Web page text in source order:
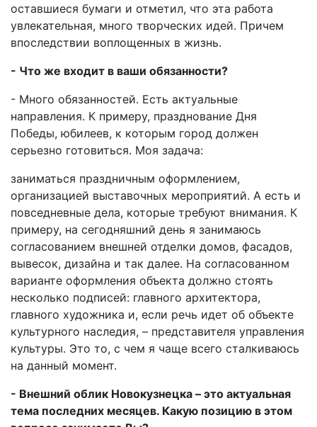
оставшиеся бумаги и отметил, что эта работа
увлекательная, много творческих идей. Причем
впоследствии воплощенных в жизнь.
- Что же входит в ваши обязанности?
- Много обязанностей. Есть актуальные
направления. К примеру, празднование Дня
Победы, юбилеев, к которым город должен
серьезно готовиться. Моя задача:
заниматься праздничным оформлением,
организацией выставочных мероприятий. А есть и
повседневные дела, которые требуют внимания. К
примеру, на сегодняшний день я занимаюсь
согласованием внешней отделки домов, фасадов,
вывесок, дизайна и так далее. На согласованном
варианте оформления объекта должно стоять
несколько подписей: главного архитектора,
главного художника и, если речь идет об объекте
культурного наследия, – представителя управления
культуры. Это то, с чем я чаще всего сталкиваюсь
на данный момент.
- Внешний облик Новокузнецка – это актуальная
тема последних месяцев. Какую позицию в этом